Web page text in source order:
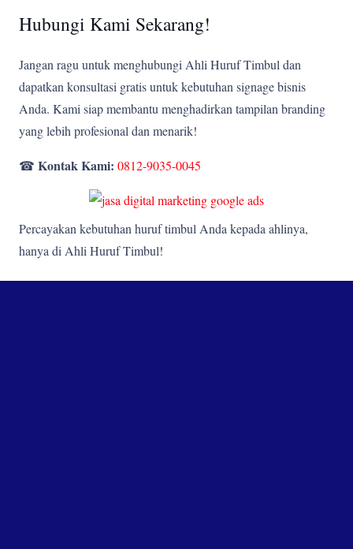
Hubungi Kami Sekarang!
Jangan ragu untuk menghubungi Ahli Huruf Timbul dan
dapatkan konsultasi gratis untuk kebutuhan signage bisnis
Anda. Kami siap membantu menghadirkan tampilan branding
yang lebih profesional dan menarik!
☎ Kontak Kami: 0812-9035-0045
Percayakan kebutuhan huruf timbul Anda kepada ahlinya,
hanya di Ahli Huruf Timbul!